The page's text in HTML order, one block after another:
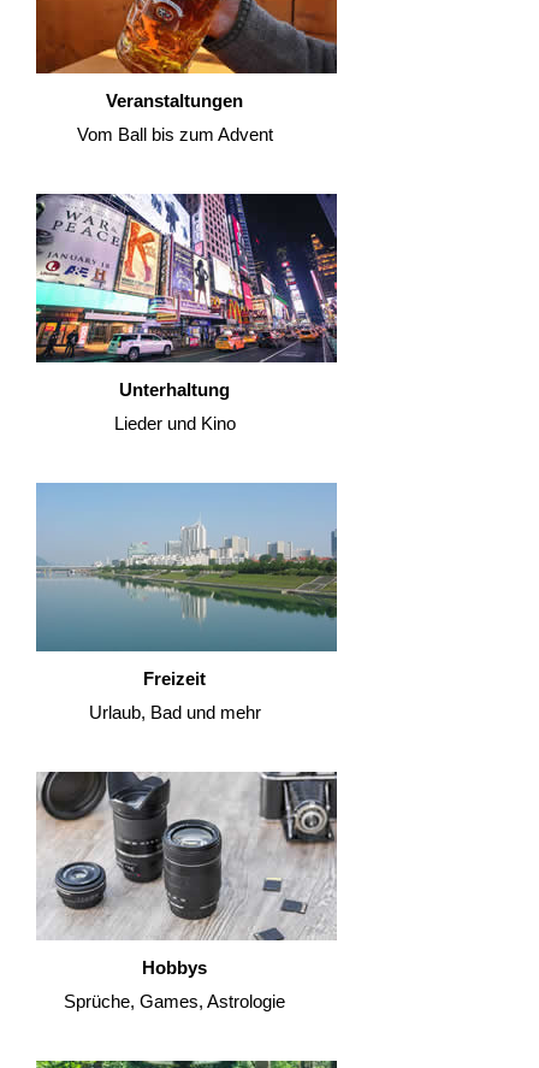
Veranstaltungen
Vom Ball bis zum Advent
Unterhaltung
Lieder und Kino
Freizeit
Urlaub, Bad und mehr
Hobbys
Sprüche, Games, Astrologie